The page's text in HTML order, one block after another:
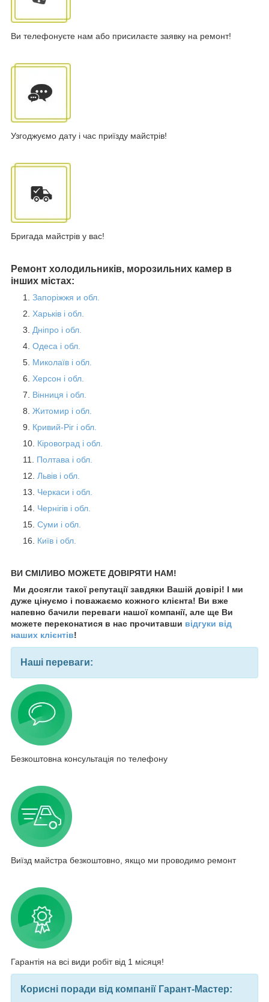
Ви телефонуєте нам або присилаєте заявку на ремонт!
Узгоджуємо дату і час приїзду майстрів!
Бригада майстрів у вас!
Ремонт холодильників, морозильних камер в
інших містах:
Запоріжжя и обл.
Харьків і обл.
Дніпро і обл.
Одеса і обл.
Миколаїв і обл.
Херсон і обл.
Вінниця і обл.
Житомир і обл.
Кривий-Ріг і обл.
Кіровоград і обл.
Полтава і обл.
Львів і обл.
Черкаси і обл.
Чернігів і обл.
Суми і обл.
Київ і обл.
ВИ СМІЛИВО МОЖЕТЕ ДОВІРЯТИ НАМ!
Ми досягли такої репутації завдяки Вашій довірі! І ми
дуже цінуємо і поважаємо кожного клієнта! Ви вже
напевно бачили переваги нашої компанії, але ще Ви
можете переконатися в нас прочитавши відгуки від
наших клієнтів!
Наші переваги:
Безкоштовна консультація по телефону
Виїзд майстра безкоштовно, якщо ми проводимо ремонт
Гарантія на всі види робіт від 1 місяця!
Корисні поради від компанії Гарант-Мастер: